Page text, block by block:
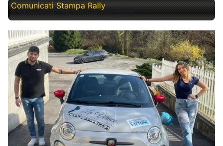
Comunicati Stampa Rally
Mercoledì, 26 Novembre 2025